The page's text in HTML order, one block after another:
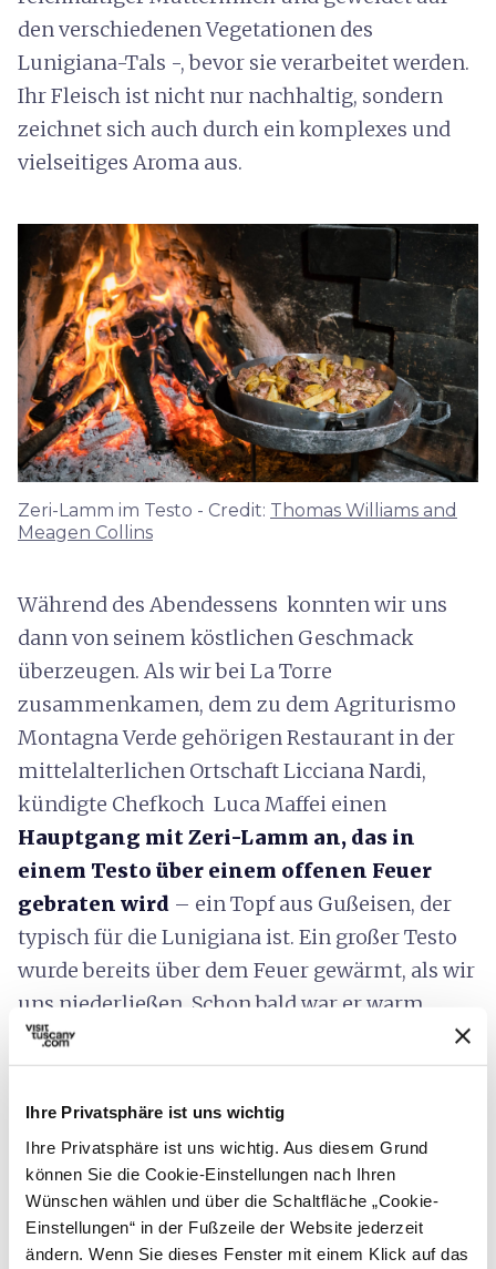
Ihre Privatsphäre ist uns wichtig
Ihre Privatsphäre ist uns wichtig. Aus diesem Grund
können Sie die Cookie-Einstellungen nach Ihren
Wünschen wählen und über die Schaltfläche „Cookie-
Einstellungen“ in der Fußzeile der Website jederzeit
ändern. Wenn Sie dieses Fenster mit einem Klick auf das
den verschiedenen Vegetationen des
Lunigiana-Tals -, bevor sie verarbeitet werden.
Ihr Fleisch ist nicht nur nachhaltig, sondern
zeichnet sich auch durch ein komplexes und
vielseitiges Aroma aus.
Zeri-Lamm im Testo - Credit: Thomas Williams and
Meagen Collins
Während des Abendessens konnten wir uns
dann von seinem köstlichen Geschmack
überzeugen. Als wir bei La Torre
zusammenkamen, dem zu dem Agriturismo
Montagna Verde gehörigen Restaurant in der
mittelalterlichen Ortschaft Licciana Nardi,
kündigte Chefkoch Luca Maffei einen
Hauptgang mit Zeri-Lamm an, das in
einem Testo über einem offenen Feuer
gebraten wird – ein Topf aus Gußeisen, der
typisch für die Lunigiana ist. Ein großer Testo
wurde bereits über dem Feuer gewärmt, als wir
uns niederließen. Schon bald war er warm
genug, um einen Topf mit Lamm und
Kartoffeln aufzunehmen, die eine Stunde lang
vor sich hin schmorrten.
Das mit einer Flasche Weißwein abgelöschte
Lamm schmeckte vorzüglich. Das Fleisch war
knusprig und durch das Feuer leicht
geräuchert und dennoch zart durch die